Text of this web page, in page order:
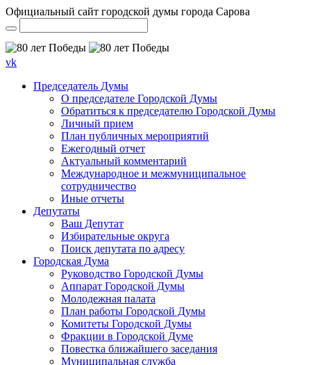
Официальный сайт городской думы города Сарова
vk
Председатель Думы
О председателе Городской Думы
Обратиться к председателю Городской Думы
Личный прием
План публичных мероприятий
Ежегодный отчет
Актуальный комментарий
Международное и межмуниципальное
сотрудничество
Иные отчеты
Депутаты
Ваш Депутат
Избирательные округа
Поиск депутата по адресу
Городская Дума
Руководство Городской Думы
Аппарат Городской Думы
Молодежная палата
План работы Городской Думы
Комитеты Городской Думы
Фракции в Городской Думе
Повестка ближайшего заседания
Муниципальная служба